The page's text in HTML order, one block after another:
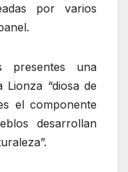
por varios
presentes una
“diosa de
el componente
desarrollan